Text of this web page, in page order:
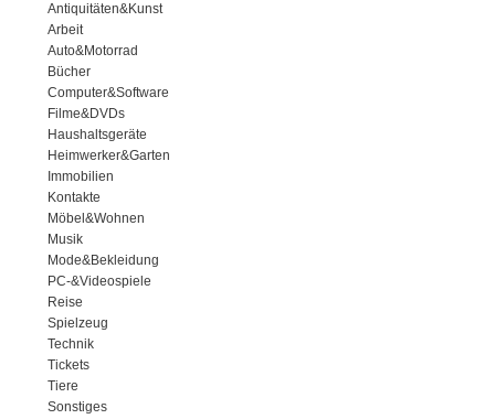
Antiquitäten&Kunst
Arbeit
Auto&Motorrad
Bücher
Computer&Software
Filme&DVDs
Haushaltsgeräte
Heimwerker&Garten
Immobilien
Kontakte
Möbel&Wohnen
Musik
Mode&Bekleidung
PC-&Videospiele
Reise
Spielzeug
Technik
Tickets
Tiere
Sonstiges